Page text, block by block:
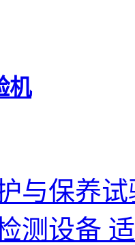
机
与保养
测设备